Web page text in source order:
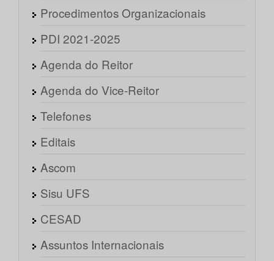
Procedimentos Organizacionais
PDI 2021-2025
Agenda do Reitor
Agenda do Vice-Reitor
Telefones
Editais
Ascom
Sisu UFS
CESAD
Assuntos Internacionais